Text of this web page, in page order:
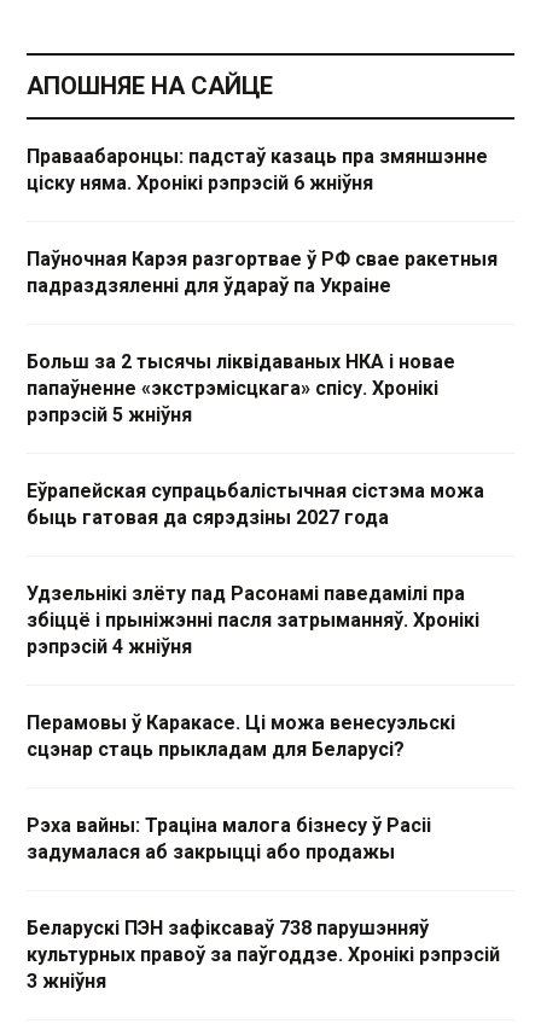
АПОШНЯЕ НА САЙЦЕ
Праваабаронцы: падстаў казаць пра змяншэнне
ціску няма. Хронікі рэпрэсій 6 жніўня
Паўночная Карэя разгортвае ў РФ свае ракетныя
падраздзяленні для ўдараў па Украіне
Больш за 2 тысячы ліквідаваных НКА і новае
папаўненне «экстрэмісцкага» спісу. Хронікі
рэпрэсій 5 жніўня
Еўрапейская супрацьбалістычная сістэма можа
быць гатовая да сярэдзіны 2027 года
Удзельнікі злёту пад Расонамі паведамілі пра
збіццё і прыніжэнні пасля затрыманняў. Хронікі
рэпрэсій 4 жніўня
Перамовы ў Каракасе. Ці можа венесуэльскі
сцэнар стаць прыкладам для Беларусі?
Рэха вайны: Траціна малога бізнесу ў Расіі
задумалася аб закрыцці або продажы
Беларускі ПЭН зафіксаваў 738 парушэнняў
культурных правоў за паўгоддзе. Хронікі рэпрэсій
3 жніўня